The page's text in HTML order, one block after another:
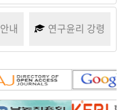
안내 연구윤리 강령